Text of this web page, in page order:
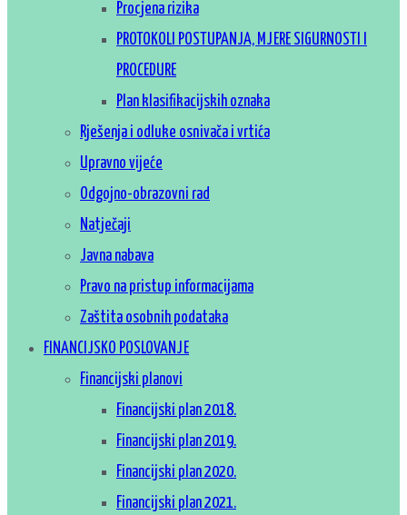
Procjena rizika
PROTOKOLI POSTUPANJA, MJERE SIGURNOSTI I
PROCEDURE
Plan klasifikacijskih oznaka
Rješenja i odluke osnivača i vrtića
Upravno vijeće
Odgojno-obrazovni rad
Natječaji
Javna nabava
Pravo na pristup informacijama
Zaštita osobnih podataka
FINANCIJSKO POSLOVANJE
Financijski planovi
Financijski plan 2018.
Financijski plan 2019.
Financijski plan 2020.
Financijski plan 2021.